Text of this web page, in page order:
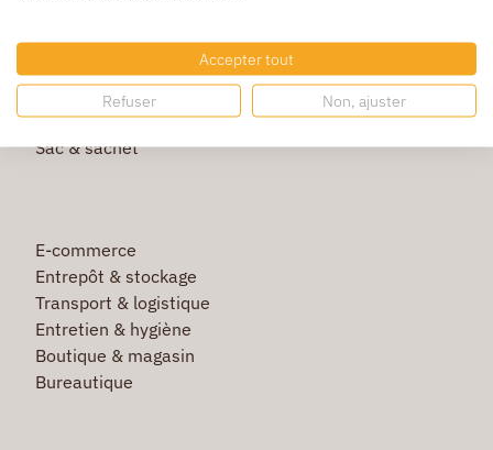
Pochette bulle & mousse
Papier bulle & rouleau mousse
Adhésif & feuillard
Film étirable & palette bois
Sac & sachet
E-commerce
Entrepôt & stockage
Transport & logistique
Entretien & hygiène
Boutique & magasin
Bureautique
Accepter tout
Refuser Non, ajuster